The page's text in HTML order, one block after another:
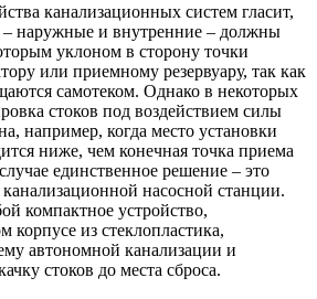
канализационных систем гласит,
– наружные и внутренние – должны
уклоном в сторону точки
или приемному резервуару, так как
самотеком. Однако в некоторых
стоков под воздействием силы
например, когда место установки
ниже, чем конечная точка приема
единственное решение – это
насосной станции.
компактное устройство,
корпусе из стеклопластика,
автономной канализации и
стоков до места сброса.